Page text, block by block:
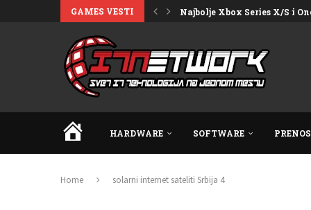
GAMES VESTI Najbolje Xbox Series X/S i
HOMEHARDWARE SOFTWARE
Home solarni internet sateliti Srbija 4